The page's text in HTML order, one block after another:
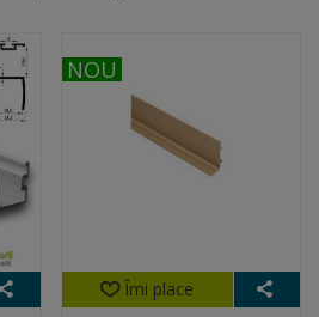
NOU
NOU
Îmi place